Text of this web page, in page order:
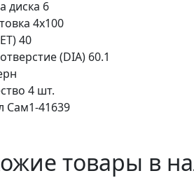
диска 6
4x100
40
(DIA) 60.1
4 шт.
Сам1-41639
товары в